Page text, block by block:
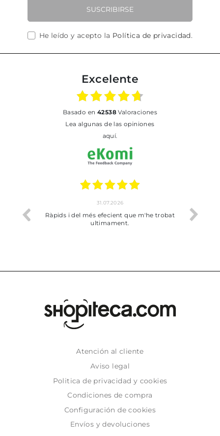
SUSCRIBIRSE
He leído y acepto la Política de privacidad.
Excelente
basado en 42538Valoraciones
Lea algunas de las opiniones
aquí.
del més efecient que m'he trobat
ultimament.
Bien pero soy de Vilafranca
dejado recoger en
Atención al cliente
Aviso legal
Politica de privacidad y cookies
Condiciones de compra
Configuración de cookies
Envíos y devoluciones